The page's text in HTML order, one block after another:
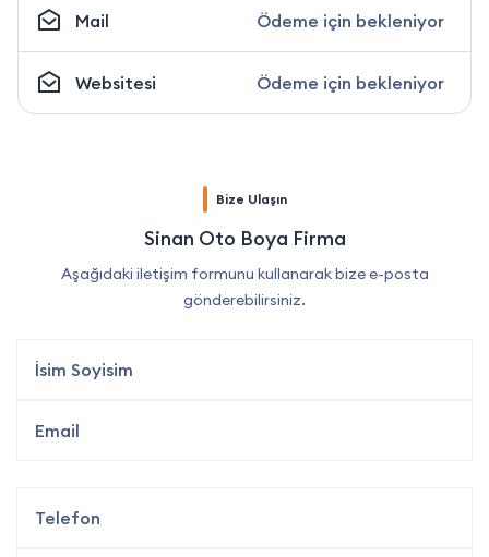
Mail Ödeme için bekleniyor
Websitesi Ödeme için bekleniyor
Bize Ulaşın
Sinan Oto Boya Firma
Aşağıdaki iletişim formunu kullanarak bize e-posta
gönderebilirsiniz.